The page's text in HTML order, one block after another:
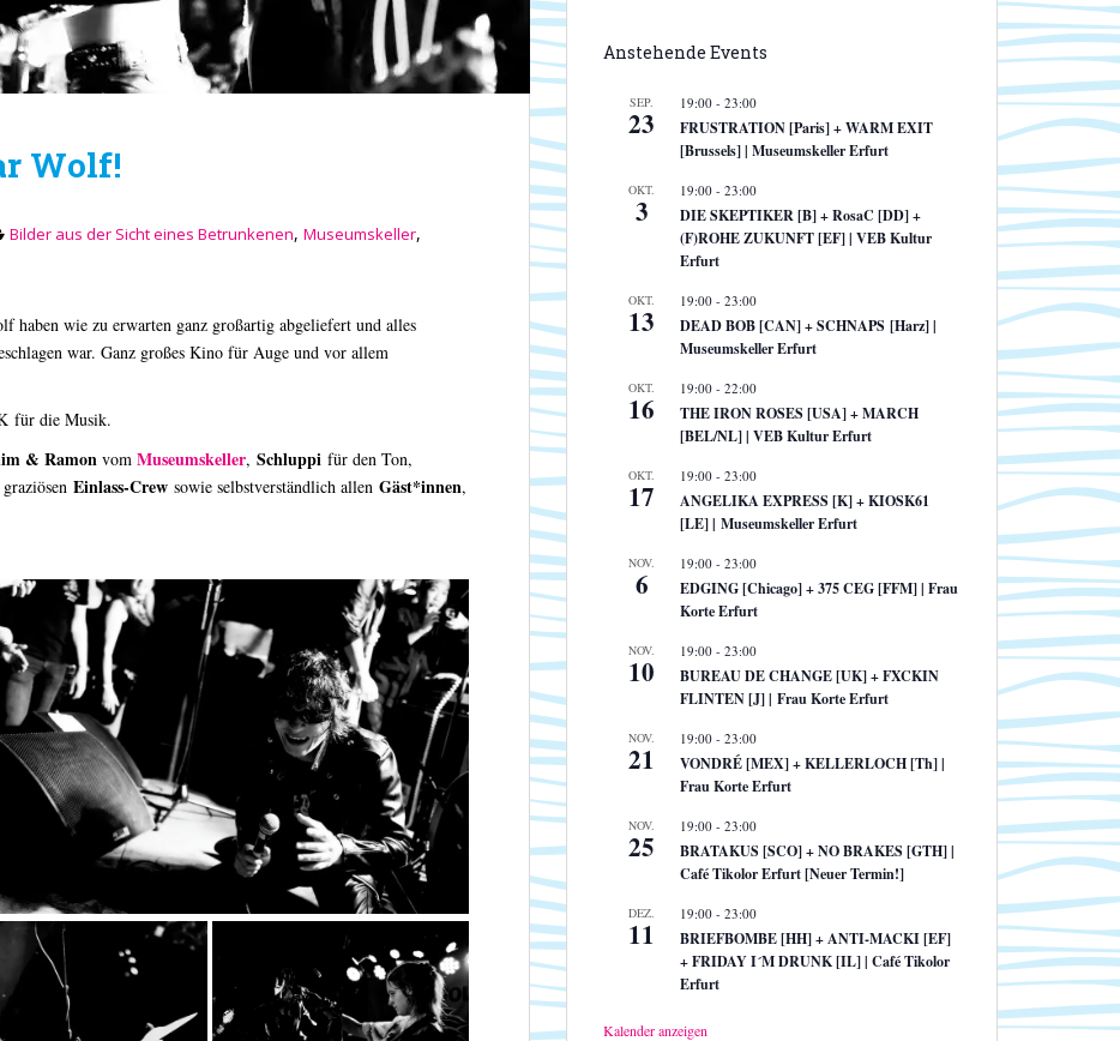
Wolf!
Bilder aus der Sicht eines Betrunkenen, Museumskeller,
haben wie zu erwarten ganz großartig abgeliefert und alles
war. Ganz großes Kino für Auge und vor allem
für die Musik.
& Ramon vom Museumskeller, Schluppi für den Ton,
Einlass-Crew sowie selbstverständlich allen Gäst*innen,
Anstehende Events
SEP.
23
19:00 - 23:00
FRUSTRATION [Paris] + WARM EXIT
[Brussels] | Museumskeller Erfurt
OKT.
3
19:00 - 23:00
DIE SKEPTIKER [B] + RosaC [DD] +
(F)ROHE ZUKUNFT [EF] | VEB Kultur
Erfurt
OKT.
13
19:00 - 23:00
DEAD BOB [CAN] + SCHNAPS [Harz] |
Museumskeller Erfurt
OKT.
16
19:00 - 22:00
THE IRON ROSES [USA] + MARCH
[BEL/NL] | VEB Kultur Erfurt
OKT.
17
19:00 - 23:00
ANGELIKA EXPRESS [K] + KIOSK61
[LE] | Museumskeller Erfurt
NOV.
6
19:00 - 23:00
EDGING [Chicago] + 375 CEG [FFM] | Frau
Korte Erfurt
NOV.
10
19:00 - 23:00
BUREAU DE CHANGE [UK] + FXCKIN
FLINTEN [J] | Frau Korte Erfurt
NOV.
21
19:00 - 23:00
VONDRÉ [MEX] + KELLERLOCH [Th] |
Frau Korte Erfurt
NOV.
25
19:00 - 23:00
BRATAKUS [SCO] + NO BRAKES [GTH] |
Café Tikolor Erfurt [Neuer Termin!]
DEZ.
11
19:00 - 23:00
BRIEFBOMBE [HH] + ANTI-MACKI [EF]
+ FRIDAY I´M DRUNK [IL] | Café Tikolor
Erfurt
Kalender anzeigen